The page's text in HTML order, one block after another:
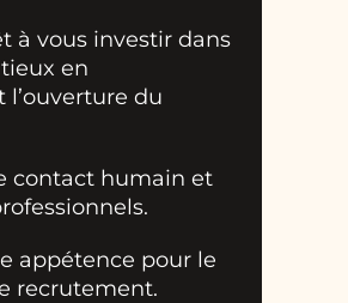
à vous investir dans
en
du
contact humain et
appétence pour le
recrutement.